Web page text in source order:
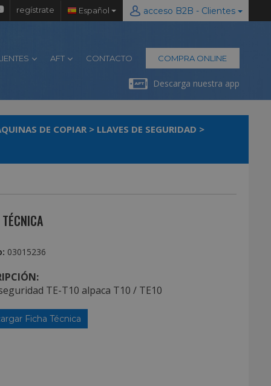
regístrate Español acceso B2B - Clientes
AFT CONTACTO COMPRA ONLINE
Descarga nuestra app
DE COPIAR > LLAVES DE SEGURIDAD >
03015236
TE-T10 alpaca T10 / TE10
Ficha Técnica